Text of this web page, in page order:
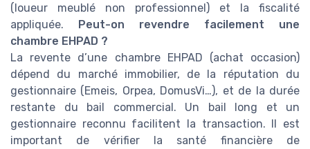
(loueur meublé non professionnel) et la fiscalité
appliquée. Peut-on revendre facilement une
chambre EHPAD ?
La revente d’une chambre EHPAD (achat occasion)
dépend du marché immobilier, de la réputation du
gestionnaire (Emeis, Orpea, DomusVi…), et de la durée
restante du bail commercial. Un bail long et un
gestionnaire reconnu facilitent la transaction. Il est
important de vérifier la santé financière de